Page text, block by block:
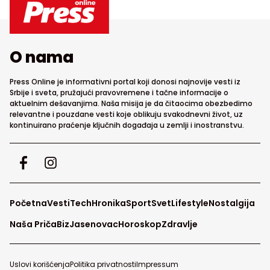
O nama
Press Online je informativni portal koji donosi najnovije vesti iz
Srbije i sveta, pružajući pravovremene i tačne informacije o
aktuelnim dešavanjima. Naša misija je da čitaocima obezbedimo
relevantne i pouzdane vesti koje oblikuju svakodnevni život, uz
kontinuirano praćenje ključnih događaja u zemlji i inostranstvu.
PočetnaVestiTechHronikaSportSvetLifestyleNostalgija
Naša PričaBizJasenovacHoroskopZdravlje
Uslovi korišćenjaPolitika privatnostiImpressum